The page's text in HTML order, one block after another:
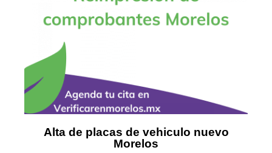
Alta de placas de vehiculo nuevo
Morelos